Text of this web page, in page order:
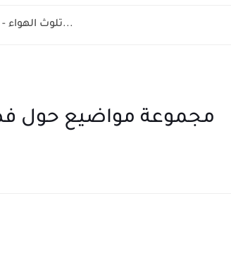
la pollution de l'air 8 éme année - تلوث الهواء...
مجموعة مواضيع حول